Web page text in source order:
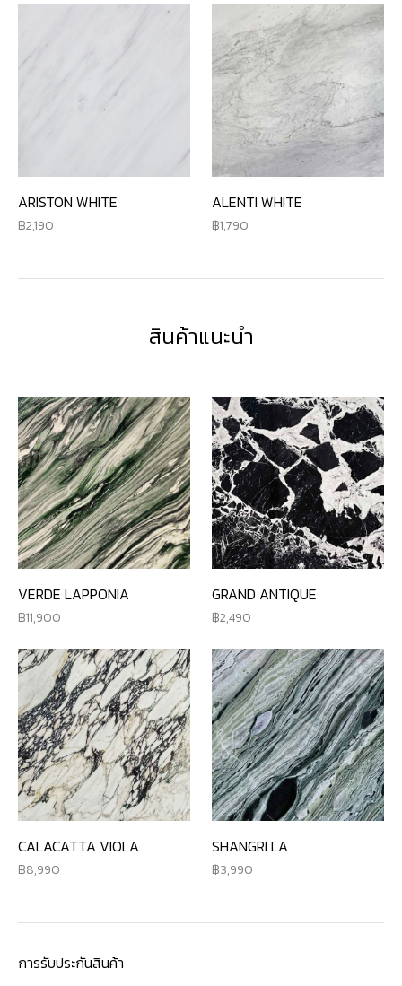
ARISTON WHITE
2,190
ALENTI WHITE
1,790
สินค้าแนะนำ
VERDE LAPPONIA
11,900
GRAND ANTIQUE
2,490
CALACATTA VIOLA
8,990
SHANGRI LA
3,990
การรับประกันสินค้า